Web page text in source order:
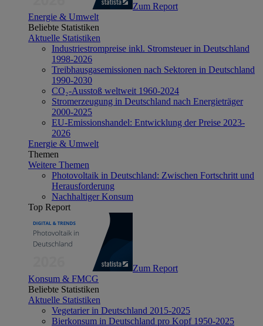
Zum Report
Energie & Umwelt
Beliebte Statistiken
Aktuelle Statistiken
Industriestrompreise inkl. Stromsteuer in Deutschland
1998-2026
Treibhausgasemissionen nach Sektoren in Deutschland
1990-2030
CO₂-Ausstoß weltweit 1960-2024
Stromerzeugung in Deutschland nach Energieträger
2000-2025
EU-Emissionshandel: Entwicklung der Preise 2023-
2026
Energie & Umwelt
Themen
Weitere Themen
Photovoltaik in Deutschland: Zwischen Fortschritt und
Herausforderung
Nachhaltiger Konsum
Top Report
Zum Report
Konsum & FMCG
Beliebte Statistiken
Aktuelle Statistiken
Vegetarier in Deutschland 2015-2025
Bierkonsum in Deutschland pro Kopf 1950-2025